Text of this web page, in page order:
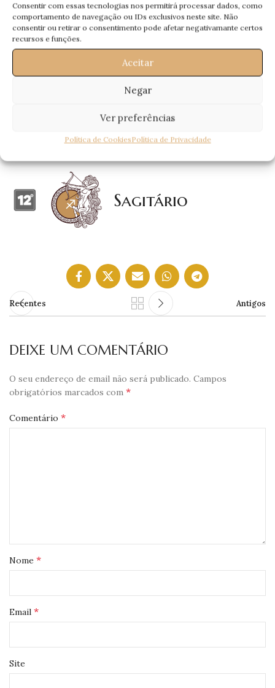
Consentir com essas tecnologias nos permitirá processar dados, como
comportamento de navegação ou IDs exclusivos neste site. Não
consentir ou retirar o consentimento pode afetar negativamante certos
recursos e funções.
Aceitar
Negar
Ver preferências
Política de CookiesPolítica de Privacidade
Peixes
Sagitário
Recentes Antigos
DEIXE UM COMENTÁRIO
O seu endereço de email não será publicado. Campos
obrigatórios marcados com *
Comentário *
Nome *
Email *
Site